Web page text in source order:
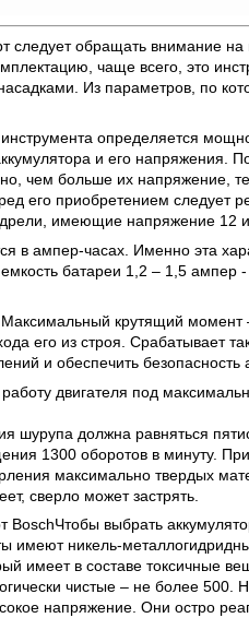
следует обращать внимание
чаще всего, это
Из параметров, по
определяется
и его напряжения.
чем больше их напряжение,
его приобретением
имеющие напряжение 12
в ампер-часах. Именно эта
батареи 1,2 – 1,5 ампер
Максимальный крутящий момент
его из строя. Срабатывает
и обеспечить безопасность
двигателя под
шурупа должна равняться
1300 оборотов в минуту.
максимально твердых
сверло может застрять.
BoschЧтобы выбрать
имеют никель-
имеет в составе токсичные
чистые – не более
напряжение. Они остро